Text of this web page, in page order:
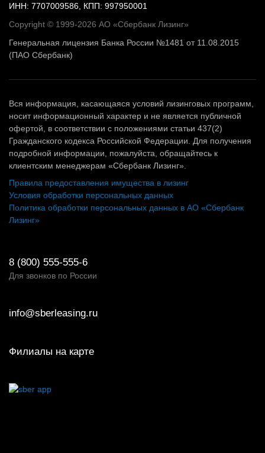
ИНН: 7707009586, КПП: 997950001
Copyright © 1999-2026 АО «Сбербанк Лизинг»
Генеральная лицензия Банка России №1481 от 11.08.2015
(ПАО Сбербанк)
Вся информация, касающаяся условий лизинговых программ,
носит информационный характер и не является публичной
офертой, в соответствии с положениями статьи 437(2)
Гражданского кодекса Российской Федерации. Для получения
подробной информации, пожалуйста, обращайтесь к
клиентским менеджерам «Сбербанк Лизинг».
Правила предоставления имущества в лизинг
Условия обработки персональных данных
Политика обработки персональных данных в АО «Сбербанк
Лизинг»
8 (800) 555-555-6
Для звонков по России
info@sberleasing.ru
Филиалы на карте